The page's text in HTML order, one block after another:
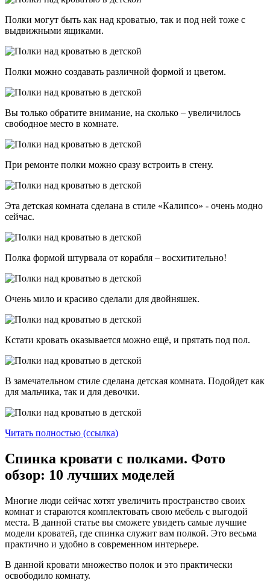
Полки могут быть как над кроватью, так и под ней тоже с
выдвижными ящиками.
Полки можно создавать различной формой и цветом.
Вы только обратите внимание, на сколько – увеличилось
свободное место в комнате.
При ремонте полки можно сразу встроить в стену.
Эта детская комната сделана в стиле «Калипсо» - очень модно
сейчас.
Полка формой штурвала от корабля – восхитительно!
Очень мило и красиво сделали для двойняшек.
Кстати кровать оказывается можно ещё, и прятать под пол.
В замечательном стиле сделана детская комната. Подойдет как
для мальчика, так и для девочки.
Читать полностью (ссылка)
Спинка кровати с полками. Фото
обзор: 10 лучших моделей
Многие люди сейчас хотят увеличить пространство своих
комнат и стараются комплектовать свою мебель с выгодой
места. В данной статье вы сможете увидеть самые лучшие
модели кроватей, где спинка служит вам полкой. Это весьма
практично и удобно в современном интерьере.
В данной кровати множество полок и это практически
освободило комнату.